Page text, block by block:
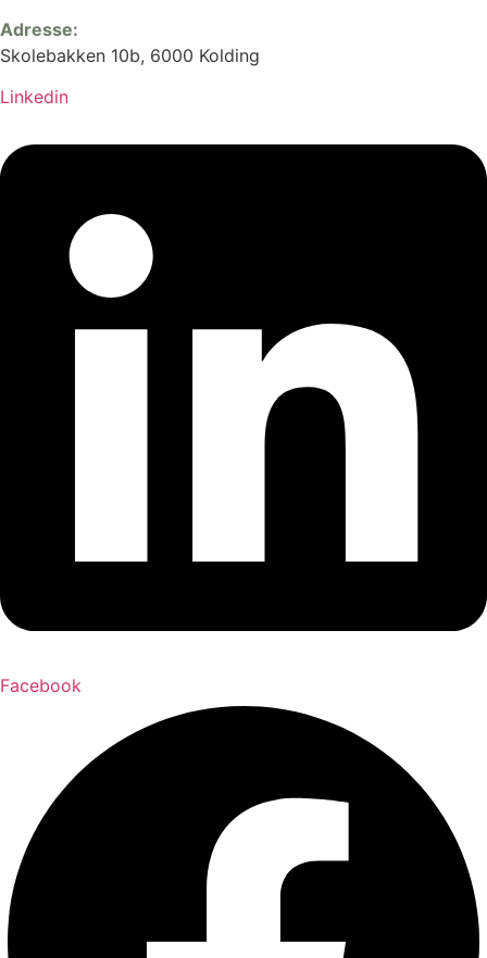
Adresse:
Skolebakken 10b, 6000 Kolding
Linkedin
Facebook